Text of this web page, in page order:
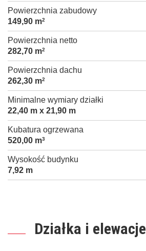
Powierzchnia zabudowy
149,90 m2
Powierzchnia netto
282,70 m2
Powierzchnia dachu
262,30 m2
Minimalne wymiary działki
22,40 m x 21,90 m
Kubatura ogrzewana
520,00 m3
Wysokość budynku
7,92 m
Działka i elewacje